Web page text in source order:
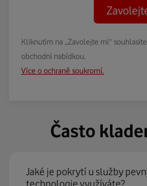
Kliknutím na „Zavolejte mi“
obchodní nabídkou.
Více o ochraně soukromí.
Často
Jaké je pokrytí u služby
technologie využíváte?